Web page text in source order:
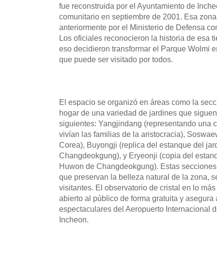
fue reconstruida por el Ayuntamiento de
comunitario en septiembre de 2001. Esa
anteriormente por el Ministerio de Defensa
Los oficiales reconocieron la historia de esa
eso decidieron transformar el Parque Wolmi
que puede ser visitado por todos.
El espacio se organizó en áreas como la
hogar de una variedad de jardines que
siguientes: Yangjindang (representando una
vivían las familias de la aristocracia),
Corea), Buyongji (replica del estanque del
Changdeokgung), y Eryeonji (copia del
Huwon de Changdeokgung). Estas
que preservan la belleza natural de la zona,
visitantes. El observatorio de cristal en lo
abierto al público de forma gratuita y
espectaculares del Aeropuerto Internacional
Incheon.